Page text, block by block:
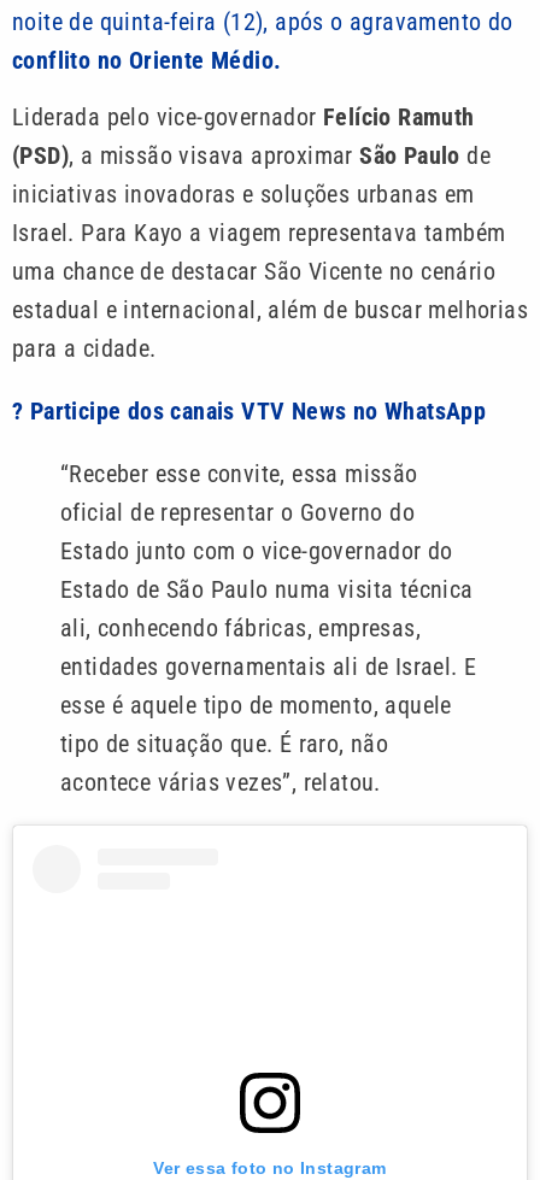
noite de quinta-feira (12), após o agravamento do
conflito no Oriente Médio.
Liderada pelo vice-governador Felício Ramuth
(PSD), a missão visava aproximarSão Paulo de
iniciativas inovadoras e soluções urbanas em
Israel. Para Kayo a viagem representava também
uma chance de destacar São Vicente no cenário
estadual e internacional, além de buscar melhorias
para a cidade.
? Participe dos canais VTV News no WhatsApp
“Receber esse convite, essa missão
oficial de representar o Governo do
Estado junto com o vice-governador do
Estado de São Paulo numa visita técnica
ali, conhecendo fábricas, empresas,
entidades governamentais ali de Israel. E
esse é aquele tipo de momento, aquele
tipo de situação que. É raro, não
acontece várias vezes”, relatou.
Ver essa foto no Instagram